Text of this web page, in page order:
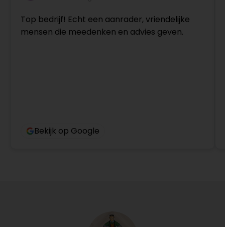
Top bedrijf! Echt een aanrader, vriendelijke
mensen die meedenken en advies geven.
Bekijk op Google